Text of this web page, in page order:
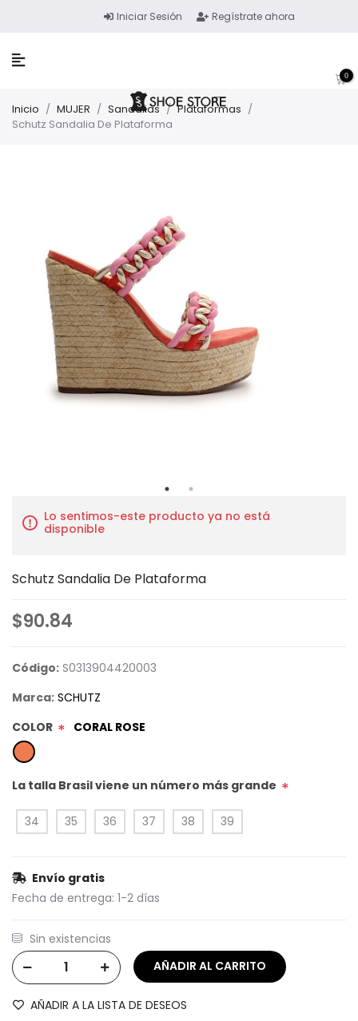
Iniciar Sesión Regístrate ahora
0
Inicio / MUJER / Sandalias / Plataformas /
Schutz Sandalia De Plataforma
Lo sentimos-este producto ya no está
disponible
Schutz Sandalia De Plataforma
$90.84
Código: S0313904420003
Marca: SCHUTZ
COLOR * CORAL ROSE
La talla Brasil viene un número más grande *
34 35 36 37 38 39
Envío gratis
Fecha de entrega: 1-2 días
Sin existencias
AÑADIR A LA LISTA DE DESEOS